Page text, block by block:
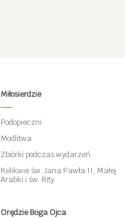
Miłosierdzie
Podopieczni
Modlitwa
Zbiórki podczas wydarzeń
Relikwie św. Jana Pawła II, Małej
Arabki i św. Rity
Orędzie Boga Ojca